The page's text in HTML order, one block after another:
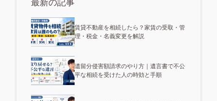
最新の記事
賃貸不動産を相続したら？家賃の受取・管
理・税金・名義変更を解説
遺留分侵害額請求のやり方｜遺言書で不公
平な相続を受けた人の時効と手順